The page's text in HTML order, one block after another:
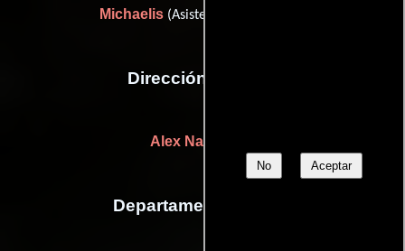
No Aceptar
Michaelis (Asistente de dirección)
Dirección artística
Alex Napiwocki
Departamento de arte